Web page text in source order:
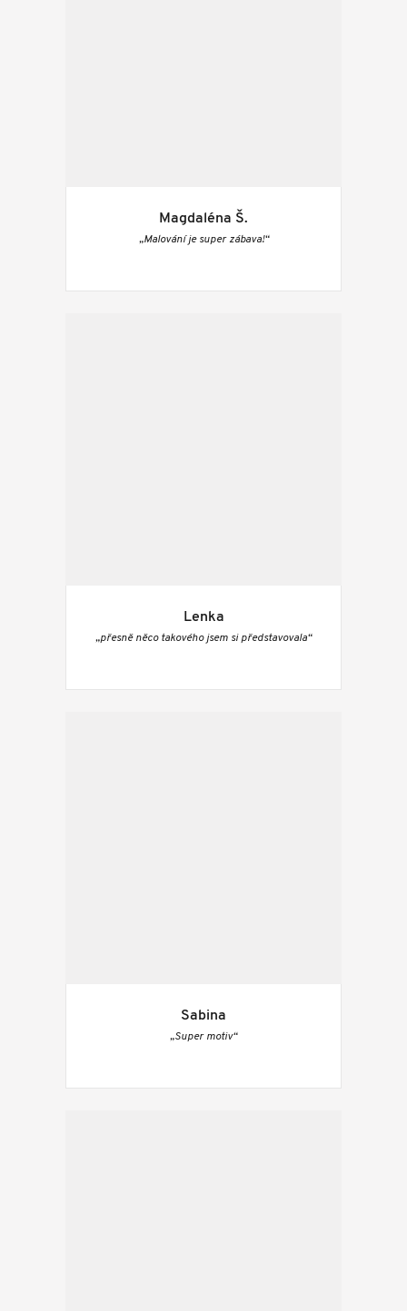
Magdaléna Š.
„Malování je super zábava!“
Lenka
„přesně něco takového jsem si představovala“
Sabina
„Super motiv“